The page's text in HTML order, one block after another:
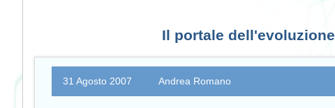
Il portale dell'evoluzione
31 Agosto 2007 Andrea Romano